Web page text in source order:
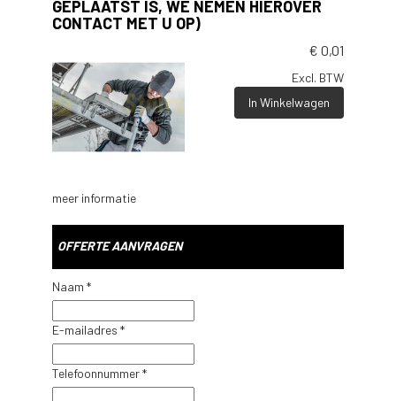
GEPLAATST IS, WE NEMEN HIEROVER
CONTACT MET U OP)
€ 0,01
Excl. BTW
In Winkelwagen
meer informatie
OFFERTE AANVRAGEN
Naam *
E-mailadres *
Telefoonnummer *